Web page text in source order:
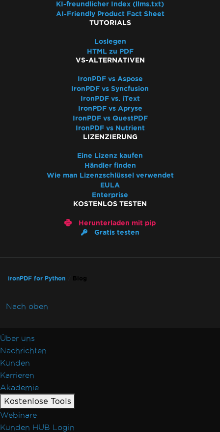
KI-freundlicher Index (llms.txt)
AI-Friendly Product Fact Sheet
TUTORIALS
Loslegen
HTML zu PDF
VS-ALTERNATIVEN
IronPDF vs Aspose
IronPDF vs Syncfusion
IronPDF vs. iText
IronPDF vs Apryse
IronPDF vs QuestPDF
IronPDF vs Nutrient
LIZENZIERUNG
Eine Lizenz kaufen
Händler finden
Wie man Lizenzschlüssel verwendet
EULA
Enterprise
KOSTENLOS TESTEN
Herunterladen mit pip
Gratis testen
IronPDF for Python Blog
Nach oben
Über uns
Nachrichten
Kunden
Karrieren
Akademie
Kostenlose Tools
Webinare
Kunden HUB Login